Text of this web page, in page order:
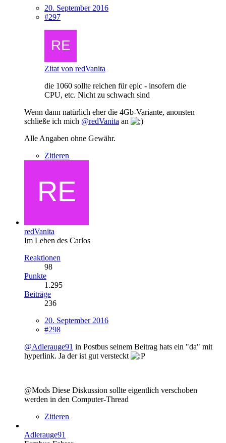
20. September 2016
#297
Zitat von redVanita
die 1060 sollte reichen für epic - insofern die
CPU, etc. Nicht zu schwach sind
Wenn dann natürlich eher die 4Gb-Variante, anonsten
schließe ich mich @redVanita an
Alle Angaben ohne Gewähr.
Zitieren
redVanita
Im Leben des Carlos
Reaktionen
98
Punkte
1.295
Beiträge
236
20. September 2016
#298
@Adlerauge91 in Postbus seinem Beitrag hats ein "da" mit
hyperlink. Ja der ist gut versteckt
@Mods Diese Diskussion sollte eigentlich verschoben
werden in den Computer-Thread
Zitieren
Adlerauge91